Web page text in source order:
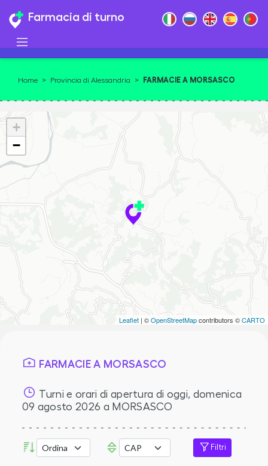
Farmacia di turno
Home > Provincia di Alessandria > FARMACIE A MORSASCO
+
−
Leaflet | ©OpenStreetMapcontributors ©CARTO
FARMACIE A MORSASCO
Turni e orari di apertura di oggi, domenica
09 agosto 2026 a MORSASCO
Filtri